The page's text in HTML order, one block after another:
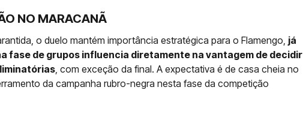
NO MARACANÃ
o duelo mantém importância estratégica para o Flamengo, já
fase de grupos influencia diretamente na vantagem de decidir
, com exceção da final. A expectativa é de casa cheia no
da campanha rubro-negra nesta fase da competição